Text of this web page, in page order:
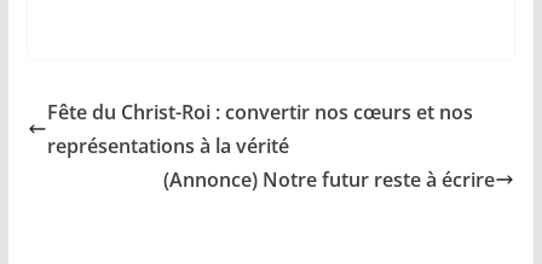
Fête du Christ-Roi : convertir nos cœurs et nos
représentations à la vérité
(Annonce) Notre futur reste à écrire